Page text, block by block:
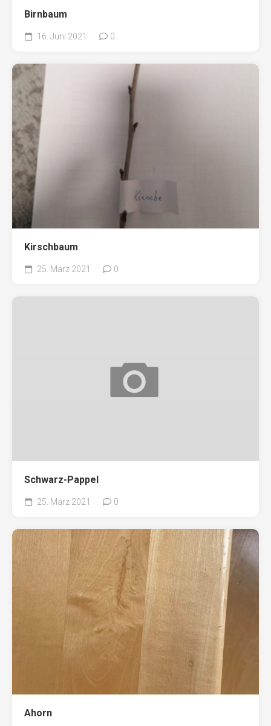
Birnbaum
16. Juni 2021 0
Kirschbaum
25. März 2021 0
Schwarz-Pappel
25. März 2021 0
Ahorn